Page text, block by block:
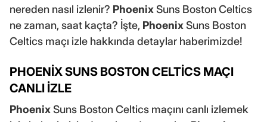
nereden nasıl izlenir? PhoenixSuns Boston Celtics
ne zaman, saat kaçta? İşte, PhoenixSuns Boston
Celtics maçı izle hakkında detaylar haberimizde!
PHOENİX SUNS BOSTON CELTİCS MAÇI
CANLI İZLE
PhoenixSuns Boston Celtics maçını canlı izlemek